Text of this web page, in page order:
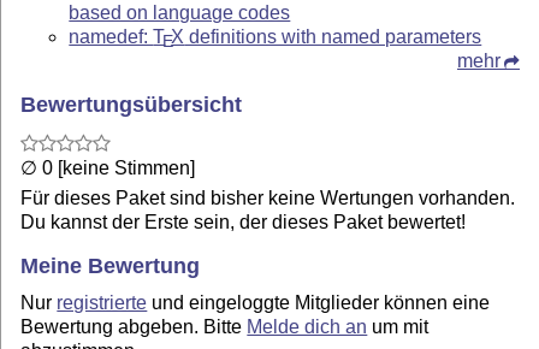
based on language codes
namedef:TEX definitions with named parameters
mehr
Bewertungsübersicht
∅ 0 [keine Stimmen]
Für dieses Paket sind bisher keine Wertungen vorhanden.
Du kannst der Erste sein, der dieses Paket bewertet!
Meine Bewertung
Nur registrierte und eingeloggte Mitglieder können eine
Bewertung abgeben. Bitte Melde dich an um mit